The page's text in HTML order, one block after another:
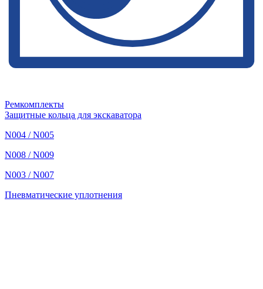
Ремкомплекты
Защитные кольца для экскаватора
N004 / N005
N008 / N009
N003 / N007
Пневматические уплотнения